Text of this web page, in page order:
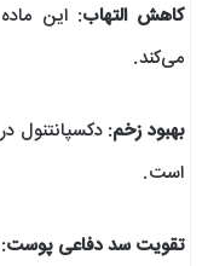
کاهش التهاب: این
می‌کند.
بهبود زخم: دکسپانتنول
است.
تقویت سد دفاعی پوست